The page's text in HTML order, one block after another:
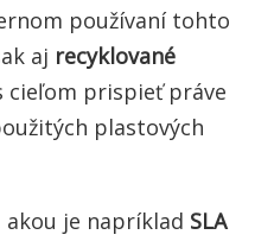
používaní tohto
aj recyklované
prispieť práve
plastových
akou je napríklad SLA